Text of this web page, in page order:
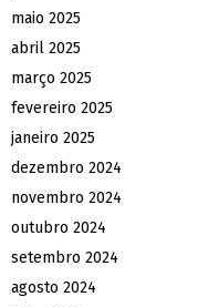
maio 2025
abril 2025
março 2025
fevereiro 2025
janeiro 2025
dezembro 2024
novembro 2024
outubro 2024
setembro 2024
agosto 2024